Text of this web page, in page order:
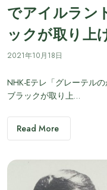
でアイルラン
ックが取り上
2021年10月18日
NHK-Eテレ「グレーテル
ブラックが取り上…
Read More